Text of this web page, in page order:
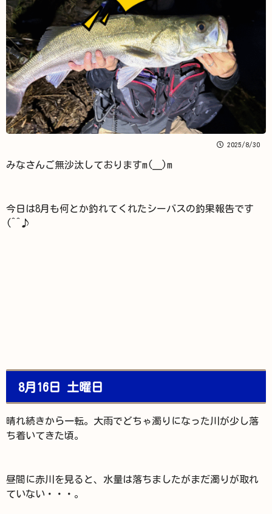
2025/8/30
みなさんご無沙汰しておりますm(__)m
今日は8月も何とか釣れてくれたシーバスの釣果報告です
(^^♪
8月16日 土曜日
晴れ続きから一転。大雨でどちゃ濁りになった川が少し落
ち着いてきた頃。
昼間に赤川を見ると、水量は落ちましたがまだ濁りが取れ
ていない・・・。